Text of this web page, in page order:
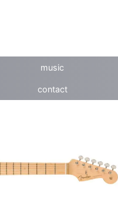
music
contact